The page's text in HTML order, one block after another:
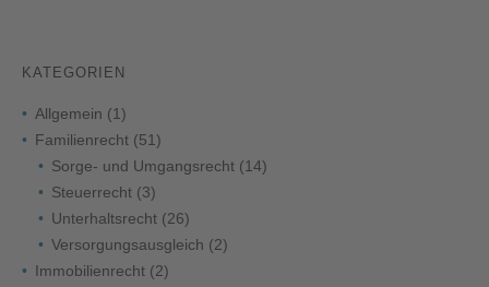
KATEGORIEN
Allgemein (1)
Familienrecht (51)
Sorge- und Umgangsrecht (14)
Steuerrecht (3)
Unterhaltsrecht (26)
Versorgungsausgleich (2)
Immobilienrecht (2)